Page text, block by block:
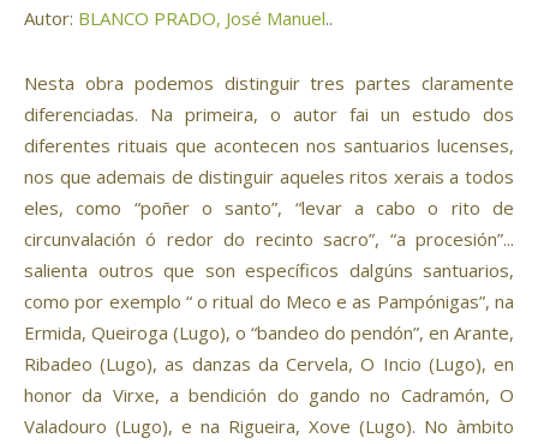
Autor: BLANCO PRADO, José Manuel..
Nesta obra podemos distinguir tres partes claramente
diferenciadas. Na primeira, o autor fai un estudo dos
diferentes rituais que acontecen nos santuarios lucenses,
nos que ademais de distinguir aqueles ritos xerais a todos
eles, como “poñer o santo”, “levar a cabo o rito de
circunvalación ó redor do recinto sacro”, “a procesión”...
salienta outros que son específicos dalgúns santuarios,
como por exemplo “ o ritual do Meco e as Pampónigas”, na
Ermida, Queiroga (Lugo), o “bandeo do pendón”, en Arante,
Ribadeo (Lugo), as danzas da Cervela, O Incio (Lugo), en
honor da Virxe, a bendición do gando no Cadramón, O
Valadouro (Lugo), e na Rigueira, Xove (Lugo). No àmbito